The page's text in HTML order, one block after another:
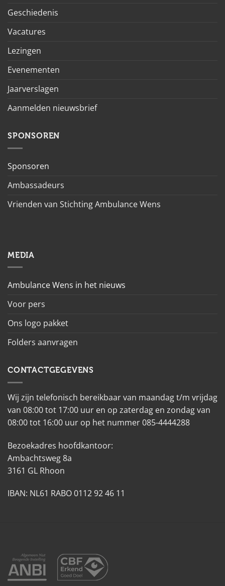
Geschiedenis
Vacatures
Lezingen
Evenementen
Jaarverslagen
Aanmelden nieuwsbrief
SPONSOREN
Sponsoren
Ambassadeurs
Vrienden van Stichting Ambulance Wens
MEDIA
Ambulance Wens in het nieuws
Voor pers
Ons logo pakket
Folders aanvragen
CONTACTGEGEVENS
Wij zijn telefonisch bereikbaar van maandag t/m vrijdag
van 08:00 tot 17:00 uur en op zaterdag en zondag van
08:00 tot 16:00 uur op het nummer 085-4444288
Bezoekadres hoofdkantoor:
Ambachtsweg 8a
3161 GL Rhoon
IBAN: NL61 RABO 0112 92 46 11